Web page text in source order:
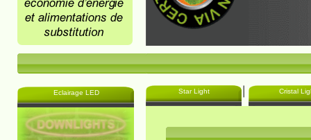
Eclairage LED Star Light Cristal